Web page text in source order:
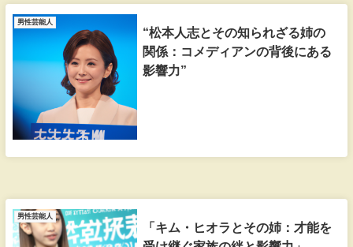
男性芸能人
“松本人志とその知られざる姉の
関係：コメディアンの背後にある
影響力”
男性芸能人
「キム・ヒオラとその姉：才能を